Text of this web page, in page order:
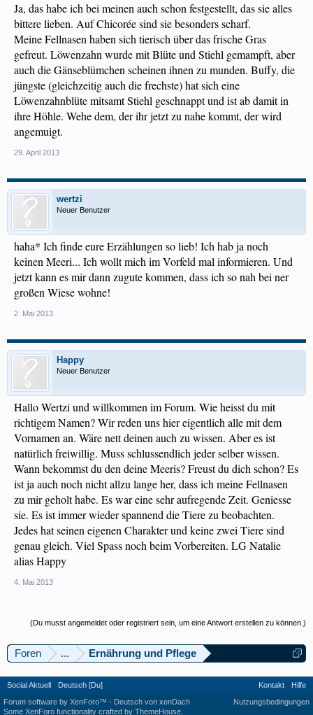
Ja, das habe ich bei meinen auch schon festgestellt, das sie alles
bittere lieben. Auf Chicorée sind sie besonders scharf.
Meine Fellnasen haben sich tierisch über das frische Gras
gefreut. Löwenzahn wurde mit Blüte und Stiehl gemampft, aber
auch die Gänseblümchen scheinen ihnen zu munden. Buffy, die
jüngste (gleichzeitig auch die frechste) hat sich eine
Löwenzahnblüte mitsamt Stiehl geschnappt und ist ab damit in
ihre Höhle. Wehe dem, der ihr jetzt zu nahe kommt, der wird
angemuigt.
29. April 2013
wertzi
Neuer Benutzer
haha* Ich finde eure Erzählungen so lieb! Ich hab ja noch
keinen Meeri... Ich wollt mich im Vorfeld mal informieren. Und
jetzt kann es mir dann zugute kommen, dass ich so nah bei ner
großen Wiese wohne!
2. Mai 2013
Happy
Neuer Benutzer
Hallo Wertzi und willkommen im Forum. Wie heisst du mit
richtigem Namen? Wir reden uns hier eigentlich alle mit dem
Vornamen an. Wäre nett deinen auch zu wissen. Aber es ist
natürlich freiwillig. Muss schlussendlich jeder selber wissen.
Wann bekommst du den deine Meeris? Freust du dich schon? Es
ist ja auch noch nicht allzu lange her, dass ich meine Fellnasen
zu mir geholt habe. Es war eine sehr aufregende Zeit. Geniesse
sie. Es ist immer wieder spannend die Tiere zu beobachten.
Jedes hat seinen eigenen Charakter und keine zwei Tiere sind
genau gleich. Viel Spass noch beim Vorbereiten. LG Natalie
alias Happy
4. Mai 2013
(Du musst angemeldet oder registriert sein, um eine Antwort erstellen zu können.)
Foren ... Ernährung und Pflege
Social Aktuell Deutsch [Du] Kontakt
Hilfe
Nutzungsbedingungen
Forum software by XenForo™ - Deutsch von xenDach
Some XenForo functionality crafted by ThemeHouse